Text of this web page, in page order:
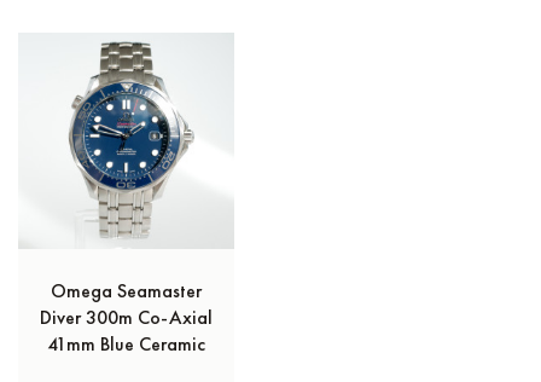
Omega Seamaster
Diver 300m Co‑Axial
41mm Blue Ceramic